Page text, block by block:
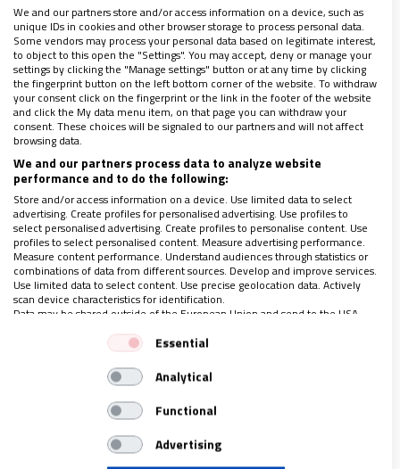
–Respeto a los pueblos originarios y rechazo al
racismo:«Denunciamos (…) la estigmatización
racial de nuestros hermanos quechuas y aimaras, a
quienes se les califica de terroristas sin una
investigación previa. Todo esto agudiza la fractura
entre la capital y las otras regiones del Perú. Este
gobierno no puede aceptar ni resistir un muerto
más» (Pronunciamiento de la Junta directiva
Nacional de la Conferencia de Religiosos del Perú.
24 de enero). A este se suma el pronunciamiento de
los religiosos Benedictinos que trabajan en
Chucuito (Puno): «Uno de los verdaderos motivos de
la ira popular en nuestra zona y en todo el país es el
demasiado tiempo de desprecio descarado de parte
de nuestros gobernantes por el bien común,
especialmente de cara a los más pobres y a las
poblaciones originarias de nuestra patria» (10 de
We and our partners store and/or access information on a device, such as
unique IDs in cookies and other browser storage to process personal data.
Some vendors may process your personal data based on legitimate interest,
to object to this open the "Settings". You may accept, deny or manage your
settings by clicking the "Manage settings" button or at any time by clicking
the fingerprint button on the left bottom corner of the website. To withdraw
your consent click on the fingerprint or the link in the footer of the website
and click the My data menu item, on that page you can withdraw your
consent. These choices will be signaled to our partners and will not affect
browsing data.
We and our partners process data to analyze website
performance and to do the following:
Store and/or access information on a device. Use limited data to select
advertising. Create profiles for personalised advertising. Use profiles to
select personalised advertising. Create profiles to personalise content. Use
profiles to select personalised content. Measure advertising performance.
Measure content performance. Understand audiences through statistics or
combinations of data from different sources. Develop and improve services.
Use limited data to select content. Use precise geolocation data. Actively
scan device characteristics for identification.
Data may be shared outside of the European Union and send to the USA.
Your consent and the cookie policy applies solely to this website/app.
View Partner List (1 IAB Vendors)
We use your data for the following purposes:
IAB processing purposes:
Essential
Analytical
Functional
Advertising